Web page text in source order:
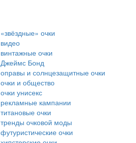
«звёздные» очки
видео
винтажные очки
Джеймс Бонд
оправы и солнцезащитные очки
очки и общество
очки унисекс
рекламные кампании
титановые очки
тренды очковой моды
футуристические очки